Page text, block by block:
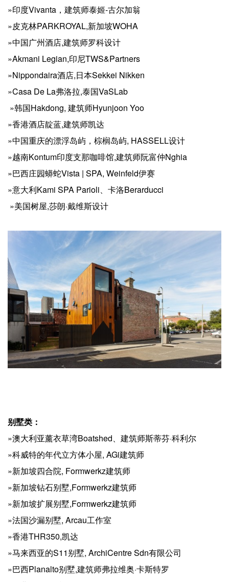
»印度Vivanta，建筑师泰姬-古尔加翁
»皮克林PARKROYAL,新加坡WOHA
»中国广州酒店,建筑师罗科设计
»Akmani Legian,印尼TWS&Partners
»Nippondaira酒店,日本Sekkei Nikken
»Casa De La弗洛拉,泰国VaSLab
»韩国Hakdong, 建筑师Hyunjoon Yoo
»香港酒店靛蓝,建筑师凯达
»中国重庆的漂浮岛屿，棕榈岛屿, HASSELL设计
»越南Kontum印度支那咖啡馆,建筑师阮富仲Nghia
»巴西庄园蟒蛇Vista | SPA, Weinfeld伊赛
»意大利Kami SPA Parioli、卡洛Berarducci
»美国树屋,莎朗·戴维斯设计
别墅类：
»澳大利亚薰衣草湾Boatshed、建筑师斯蒂芬·科利尔
»科威特的年代立方体小屋, AGi建筑师
»新加坡四合院, Formwerkz建筑师
»新加坡钻石别墅,Formwerkz建筑师
»新加坡扩展别墅,Formwerkz建筑师
»法国沙漏别墅, Arcau工作室
»香港THR350,凯达
»马来西亚的S11别墅, ArchiCentre Sdn有限公司
»巴西Planalto别墅,建筑师弗拉维奥·卡斯特罗